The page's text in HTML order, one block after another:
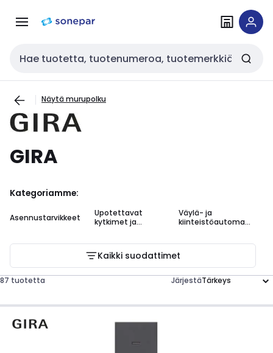
navigointiinsisältöön
Haku
Näytä murupolku
GIRA
Kategoriamme:
Asennustarvikkeet
Upotettavat
kytkimet ja
Väylä- ja
kiinteistöautomaa
Kaikki suodattimet
87 tuotetta Järjestä